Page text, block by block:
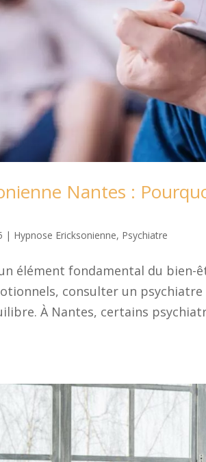
Nantes :
| Hypnose Ericksonienne, Psychiatre
élément fondamental du bien-
consulter un
À Nantes, certains